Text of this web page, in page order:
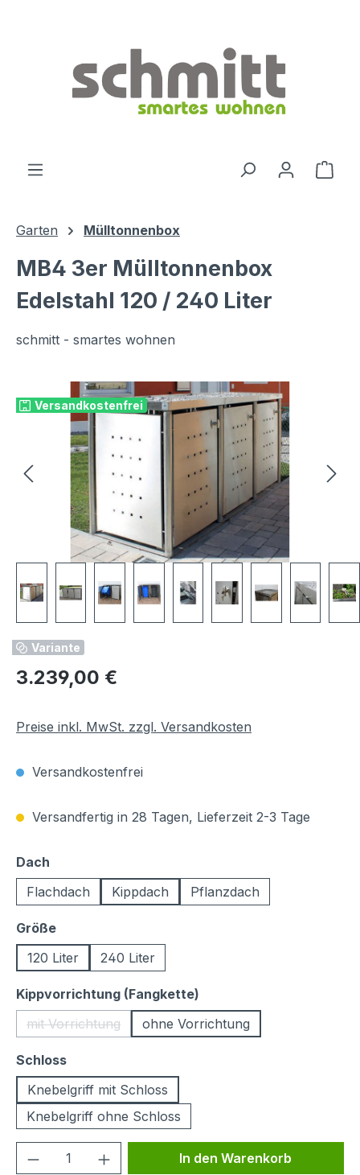
Garten Mülltonnenbox
MB4 3er Mülltonnenbox
Edelstahl 120 / 240 Liter
schmitt - smartes wohnen
Versandkostenfrei
Variante
Regulärer Preis:
3.239,00 €
Preise inkl. MwSt. zzgl. Versandkosten
Versandkostenfrei
Versandfertig in 28 Tagen, Lieferzeit 2-3 Tage
Dach
Flachdach
Kippdach Pflanzdach
Größeauswählen
120 Liter
240 Liter
Kippvorrichtung (Fangkette)
mit Vorrichtung
(Diese Option ist zurzeit nicht verfügbar.)
ohne Vorrichtung
Schlossauswählen
Knebelgriff mit Schloss
Knebelgriff ohne Schloss
Produkt Anzahl: Gib denIn den Warenkorb